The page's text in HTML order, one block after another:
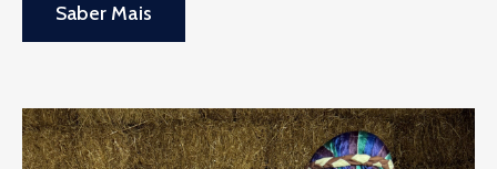
Saber Mais